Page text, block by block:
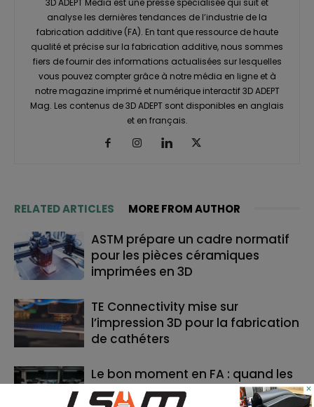
3D ADEPT Media est une presse spécialisée qui suit et
analyse les dernières tendances de l’industrie de la
fabrication additive (FA). En tant que ressource de haute
qualité et précise sur la fabrication additive, nous sommes
fiers de fournir des informations actualisées sur lesquelles
vous pouvez compter grâce à notre média en ligne et à
notre magazine imprimé et numérique interactif 3D ADEPT
Mag. Les contenus de 3D ADEPT sont disponibles en anglais
et en français.
RELATED ARTICLES MORE FROM AUTHOR
ASTM prépare un cadre normatif
pour les pièces céramiques
imprimées en 3D
TE Connectivity mise sur
l’impression 3D pour la fabrication
de cathéters
Le bon moment en FA : quand les
fabricants de machines doivent
×